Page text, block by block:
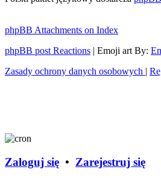
phpBB Attachments on Index
phpBB post Reactions | Emoji art By:
Zasady ochrony danych osobowych |
Zaloguj się • Zarejestruj się